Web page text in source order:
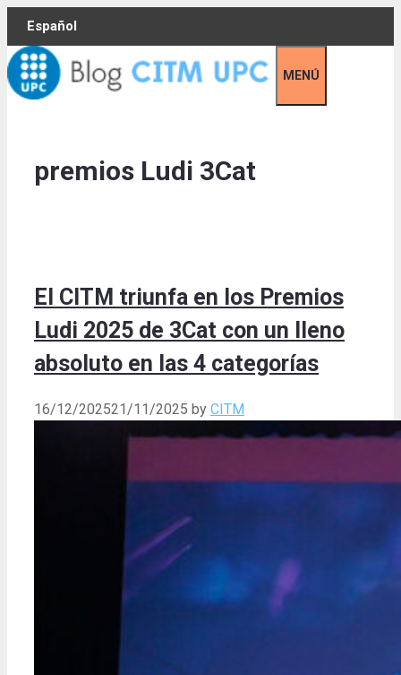
Skip
content
Español
MENÚ
premios Ludi 3Cat
El CITM triunfa en los Premios
Ludi 2025 de 3Cat con un lleno
absoluto en las 4 categorías
16/12/202521/11/2025 by CITM